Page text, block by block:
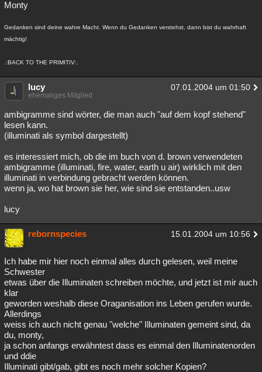
Monty
Gedanken sind deine wahre Macht. Wenn du Gedanken verstehst, dann bist du wahrhaft
mächtig!
.:BACK TO THE PRIMITIV:.
lucy 07.01.2004 um 01:50
ehemaliges Mitglied
ambigramme sind wörter, die man auch "auf dem kopf stehend"
lesen kann.
(illuminati als symbol dargestellt)
es interessiert mich, ob die im buch von d. brown verwendeten
ambigramme (illuminati, fire, water, earth u air) wirklich mit den
illuminati in verbindung gebracht werden können.
wenn ja, wo hat brown sie her, wie sind sie entstanden..usw
lucy
rebornspecies 15.01.2004 um 10:56
Ich habe mir hier noch einmal alles durch gelesen, weil meine
Schwester
etwas über die Illuminaten schreiben möchte, und jetzt ist mir auch
klar
geworden weshalb diese Oraganisation ins Leben gerufen wurde.
Allerdings
weiss ich auch nicht genau "welche" Illuminaten gemeint sind, da
du, monty,
ja schon anfangs erwähntest dass es einmal den Illuminatenorden
und ddie
Illuminati gibt/gab, gibt es noch mehr solcher Kopien?